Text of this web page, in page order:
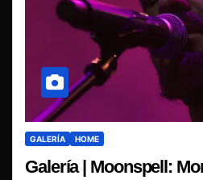
GALERÍA HOME
Galería | Moonspell: